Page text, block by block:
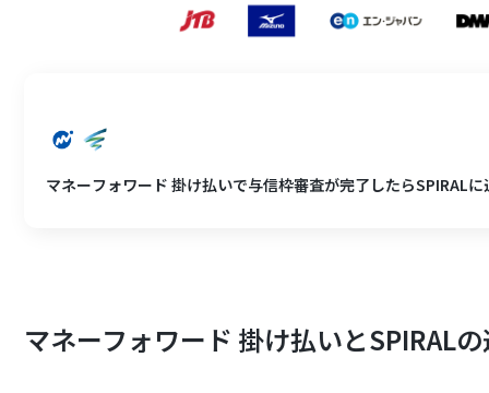
マネーフォワード 掛け払いで与信枠審査が完了したらSPIRAL
マネーフォワード 掛け払いとSPIRAL